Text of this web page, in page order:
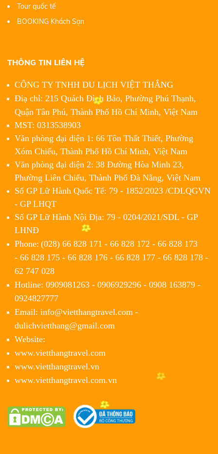
Tour quốc tế
BOOKING Khách Sạn
THÔNG TIN LIÊN HỆ
CÔNG TY TNHH DU LỊCH VIỆT THẮNG
Điạ chỉ: 215 Quách Đình Bảo, Phường Phú Thạnh,
Quận Tân Phú, Thành Phố Hồ Chí Minh, Việt Nam
MST: 0313538903
Văn phòng đại diện 1: 66 Tôn Thất Thiết, Phường
Xóm Chiếu, Thành Phố Hồ Chí Minh, Việt Nam
Văn phòng đại diện 2: 38 Đường Hòa Minh 23,
Phường Liên Chiểu, Thành Phố Đà Nẵng, Việt Nam
Số GP Lữ Hành Quốc Tế: 79 - 1852/2023 /CDLQGVN
- GP LHQT
Số GP Lữ Hành Nội Địa: 79 - 0204/2021/SDL - GP
LHNĐ
Phone: (028) 66 828 171 - 66 828 172 - 66 828 173
- 66 828 175 - 66 828 176 - 66 828 177 - 66 828 178 -
62 747 028
Hotline: 0909081263 - 0906929296 - 0908 163879 -
0924827777
Email: info@vietthangtravel.com -
dulichvietthang@gmail.com
Website:
www.vietthangtravel.com
www.vietthangtravel.vn
www.vietthangtravel.com.vn